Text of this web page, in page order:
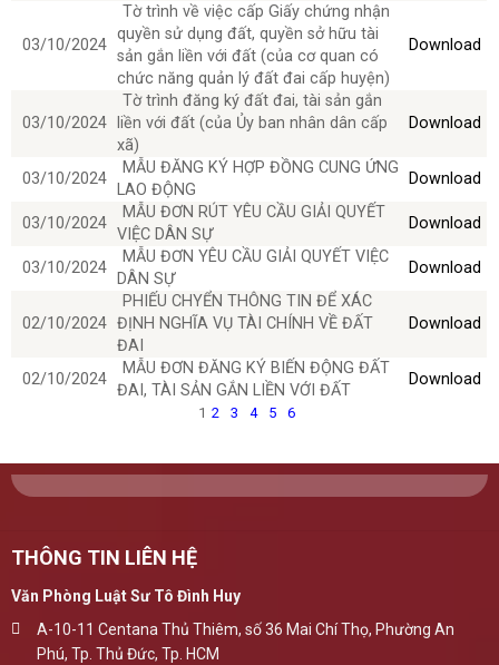
03/10/2024
Tờ trình về việc cấp Giấy chứng nhận
quyền sử dụng đất, quyền sở hữu tài
sản gắn liền với đất (của cơ quan có
chức năng quản lý đất đai cấp huyện)
Download
03/10/2024
Tờ trình đăng ký đất đai, tài sản gắn
liền với đất (của Ủy ban nhân dân cấp
xã)
Download
03/10/2024
MẪU ĐĂNG KÝ HỢP ĐỒNG CUNG ỨNG
LAO ĐỘNG
Download
03/10/2024
MẪU ĐƠN RÚT YÊU CẦU GIẢI QUYẾT
VIỆC DÂN SỰ
Download
03/10/2024
MẪU ĐƠN YÊU CẦU GIẢI QUYẾT VIỆC
DÂN SỰ
Download
02/10/2024
PHIẾU CHYỂN THÔNG TIN ĐỂ XÁC
ĐỊNH NGHĨA VỤ TÀI CHÍNH VỀ ĐẤT
ĐAI
Download
02/10/2024
MẪU ĐƠN ĐĂNG KÝ BIẾN ĐỘNG ĐẤT
ĐAI, TÀI SẢN GẮN LIỀN VỚI ĐẤT
Download
1 2 3 4 5 6
THÔNG TIN LIÊN HỆ
Văn Phòng Luật Sư Tô Đình Huy
A-10-11 Centana Thủ Thiêm, số 36 Mai Chí Thọ, Phường An
Phú, Tp. Thủ Đức, Tp. HCM